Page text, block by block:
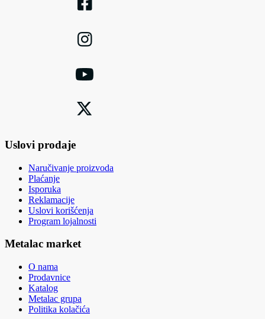
Uslovi prodaje
Naručivanje proizvoda
Plaćanje
Isporuka
Reklamacije
Uslovi korišćenja
Program lojalnosti
Metalac market
O nama
Prodavnice
Katalog
Metalac grupa
Politika kolačića